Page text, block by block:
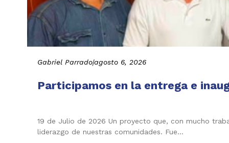
Gabriel Parrado|agosto 6, 2026
Participamos en la entrega e
19 de Julio de 2026 Un proyecto que, con mucho
liderazgo de nuestras comunidades. Fue…